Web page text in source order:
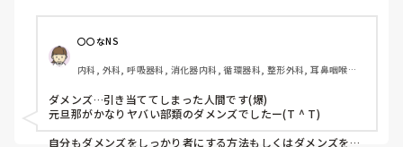
気がしてます。
私の彼も、ダメンズに成り下がりました（笑）
そこで、こちらを頼りにしてくるダメンズをしっかり者にす
る方法を教えてください😂
〇〇なNS
内科, 外科, 呼吸器科, 消化器内科, 循環器科, 整形外科, 耳鼻咽喉科,
ダメンズ…引き当ててしまった人間です(爆)
元旦那がかなりヤバい部類のダメンズでしたー(T ^ T)
自分もダメンズをしっかり者にする方法もしくはダメンズを見